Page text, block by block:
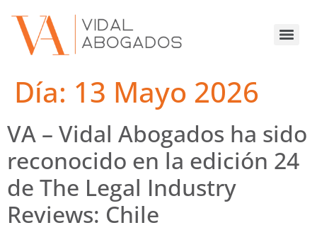
Día: 13 Mayo 2026
VA – Vidal Abogados ha sido
reconocido en la edición 24
de The Legal Industry
Reviews: Chile